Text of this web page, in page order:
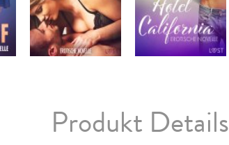
Produkt Details